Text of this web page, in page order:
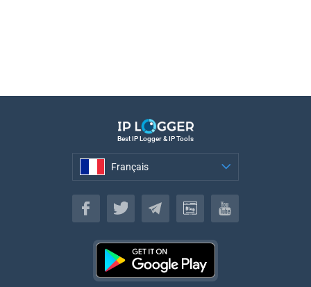
Best IP Logger & IP Tools
Français
Français